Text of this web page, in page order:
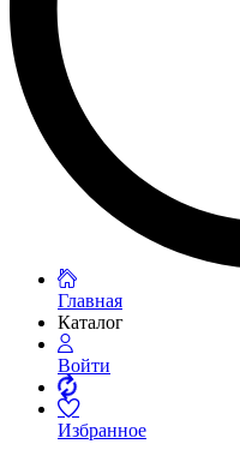
Главная
Каталог
Войти
Избранное